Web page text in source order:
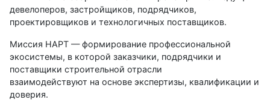
девелоперов, застройщиков, подрядчиков,
проектировщиков и технологичных поставщиков.
Миссия НАРТ — формирование профессиональной
экосистемы, в которой заказчики, подрядчики и
поставщики строительной отрасли
взаимодействуют на основе экспертизы, квалификации и
доверия.